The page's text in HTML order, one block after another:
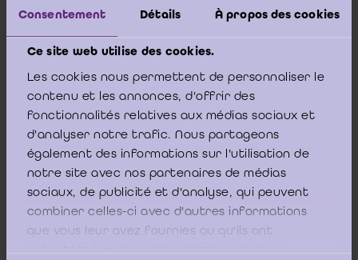
Consentement Détails À propos des cookies
Ce site web utilise des cookies.
Les cookies nous permettent de personnaliser le
contenu et les annonces, d'offrir des
fonctionnalités relatives aux médias sociaux et
d'analyser notre trafic. Nous partageons
également des informations sur l'utilisation de
notre site avec nos partenaires de médias
sociaux, de publicité et d'analyse, qui peuvent
combiner celles-ci avec d'autres informations
que vous leur avez fournies ou qu'ils ont